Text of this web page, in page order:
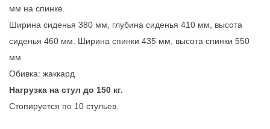
мм на спинке.
Ширина сиденья 380 мм, глубина сиденья 410 мм, высота
сиденья 460 мм. Ширина спинки 435 мм, высота спинки 550
мм.
Обивка: жаккард
Нагрузка на стул до 150 кг.
Стопируется по 10 стульев.